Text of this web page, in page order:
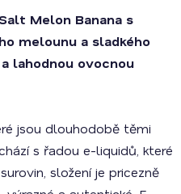
Melon Banana s
melounu a sladkého
lahodnou ovocnou
jsou dlouhodobě těmi
s řadou e-liquidů, které
složení je pricezně